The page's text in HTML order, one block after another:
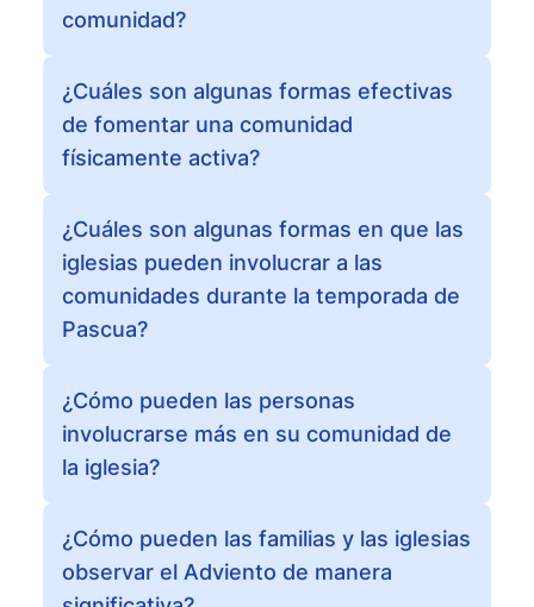
comunidad?
¿Cuáles son algunas formas efectivas
de fomentar una comunidad
físicamente activa?
¿Cuáles son algunas formas en que las
iglesias pueden involucrar a las
comunidades durante la temporada de
Pascua?
¿Cómo pueden las personas
involucrarse más en su comunidad de
la iglesia?
¿Cómo pueden las familias y las iglesias
observar el Adviento de manera